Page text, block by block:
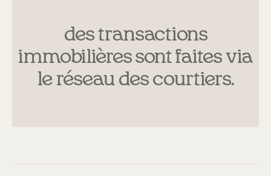
des transactions
immobilières sont faites via
le réseau des courtiers.